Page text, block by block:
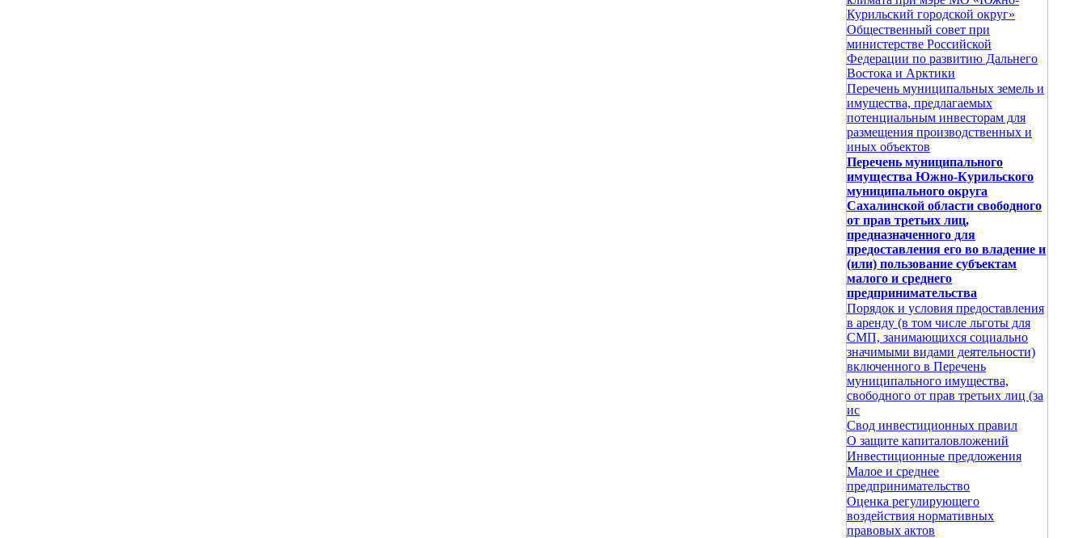
Курильский городской округ»
Общественный совет при
министерстве Российской
Федерации по развитию Дальнего
Востока и Арктики
Перечень муниципальных земель и
имущества, предлагаемых
потенциальным инвесторам для
размещения производственных и
иных объектов
Перечень муниципального
имущества Южно-Курильского
муниципального округа
Сахалинской области свободного
от прав третьих лиц,
предназначенного для
предоставления его во владение и
(или) пользование субъектам
малого и среднего
предпринимательства
Порядок и условия предоставления
в аренду (в том числе льготы для
СМП, занимающихся социально
значимыми видами деятельности)
включенного в Перечень
муниципального имущества,
свободного от прав третьих лиц (за
ис
Свод инвестиционных правил
О защите капиталовложений
Инвестиционные предложения
Малое и среднее
предпринимательство
Оценка регулирующего
воздействия нормативных
правовых актов